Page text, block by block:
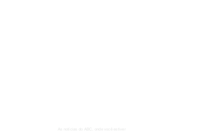
As notícias do ABC, onde você estiver